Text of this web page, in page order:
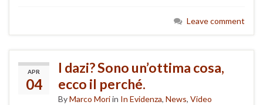
Leave comment
APR
04
I dazi? Sono un’ottima cosa,
ecco il perché.
ByMarco Moriin In Evidenza, News, Video